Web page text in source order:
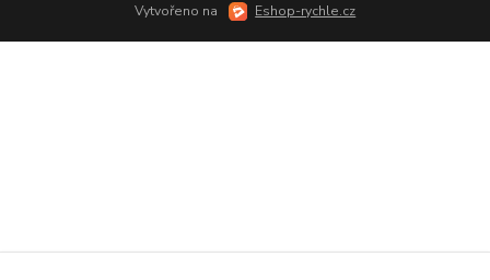
Vytvořeno na Eshop-rychle.cz